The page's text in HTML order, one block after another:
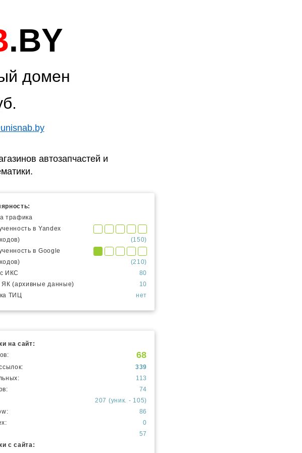
.BY
домен
автозапчастей и
трафика
в Yandex
(150)
в Google
(210)
ИКС
80
(архивные данные)
10
ТИЦ
нет
на сайт:
68
339
113
74
207 (уник. - 105)
86
0
57
с сайта: